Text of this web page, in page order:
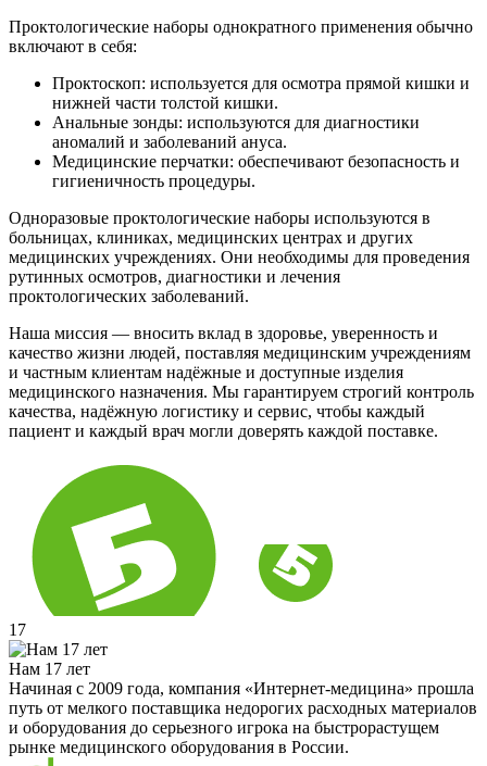
Проктологические наборы однократного применения обычно
включают в себя:
Проктоскоп: используется для осмотра прямой кишки и
нижней части толстой кишки.
Анальные зонды: используются для диагностики
аномалий и заболеваний ануса.
Медицинские перчатки: обеспечивают безопасность и
гигиеничность процедуры.
Одноразовые проктологические наборы используются в
больницах, клиниках, медицинских центрах и других
медицинских учреждениях. Они необходимы для проведения
рутинных осмотров, диагностики и лечения
проктологических заболеваний.
Наша миссия — вносить вклад в здоровье, уверенность и
качество жизни людей, поставляя медицинским учреждениям
и частным клиентам надёжные и доступные изделия
медицинского назначения. Мы гарантируем строгий контроль
качества, надёжную логистику и сервис, чтобы каждый
пациент и каждый врач могли доверять каждой поставке.
17
Нам 17 лет
Начиная с 2009 года, компания «Интернет-медицина» прошла
путь от мелкого поставщика недорогих расходных материалов
и оборудования до серьезного игрока на быстрорастущем
рынке медицинского оборудования в России.